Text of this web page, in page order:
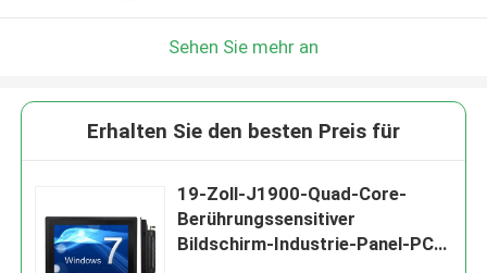
Sehen Sie mehr an
Erhalten Sie den besten Preis für
19-Zoll-J1900-Quad-Core-
Berührungssensitiver
Bildschirm-Industrie-Panel-PC-